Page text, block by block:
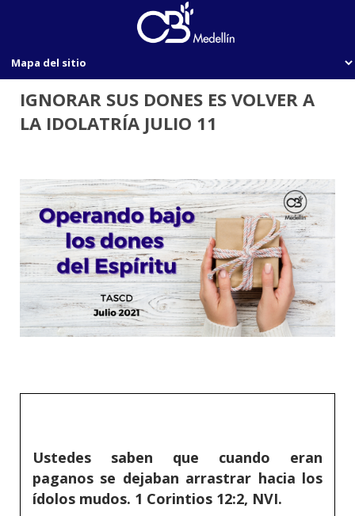
IGNORAR SUS DONES ES VOLVER A
LA IDOLATRÍA JULIO 11
Ustedes saben que cuando eran
paganos se dejaban arrastrar hacia los
ídolos mudos. 1 Corintios 12:2, NVI.